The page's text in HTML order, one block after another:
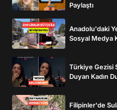
Paylaştı
Anadolu'daki
Sosyal Medya
Türkiye Gezisi
Duyan Kadın
Filipinler'de